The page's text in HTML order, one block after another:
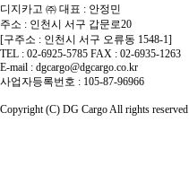
디지카고 ㈜ 대표 : 안정민
주소 : 인천시 서구 갑문로20
[구주소 : 인천시 서구 오류동 1548-1]
TEL : 02-6925-5785 FAX : 02-6935-1263
E-mail : dgcargo@dgcargo.co.kr
사업자등록번호 : 105-87-96966
Copyright (C) DG Cargo All rights reserved